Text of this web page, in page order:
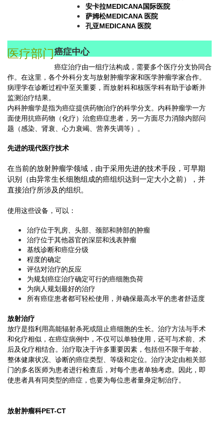
安卡拉MEDICANA国际医院
萨姆松MEDICANA 医院
孔亚MEDICANA 医院
医疗部门癌症中心
癌症治疗由一组疗法构成，需要多个医疗分支协同合
作。在这里，各个外科分支与放射肿瘤学家和医学肿瘤学家合作。
病理学在诊断过程中至关重要，而放射科和核医学科有助于诊断并
监测治疗结果。
内科肿瘤学是指为癌症提供药物治疗的科学分支。内科肿瘤学一方
面使用抗癌药物（化疗）治愈癌症患者，另一方面尽力消除内部问
题（感染、肾衰、心力衰竭、营养失调等）。
先进的现代医疗技术
在当前的放射肿瘤学领域，由于采用先进的技术手段，可早期
识别（由异常生长细胞组成的癌组织达到一定大小之前），并
直接治疗所涉及的组织。
使用这些设备，可以：
治疗位于乳房、头部、颈部和肺部的肿瘤
治疗位于其他器官的深层和浅表肿瘤
基线诊断和癌症分级
程度的确定
评估对治疗的反应
为规划癌症治疗确定可行的癌细胞负荷
为病人规划最好的治疗
所有癌症患者都可轻松使用，并确保最高水平的患者舒适度
放射治疗
放疗是指利用高能辐射杀死或阻止癌细胞的生长。治疗方法与手术
和化疗相似，在癌症病例中，不仅可以单独使用，还可与术前、术
后及化疗相结合。治疗取决于许多重要因素，包括但不限于年龄、
整体健康状况、诊断的癌症类型、等级和定位。治疗决定由相关部
门的多名医师为患者进行检查后，对每个患者单独考虑。因此，即
使患者具有同类型的癌症，也要为每位患者量身定制治疗。
放射肿瘤科PET-CT